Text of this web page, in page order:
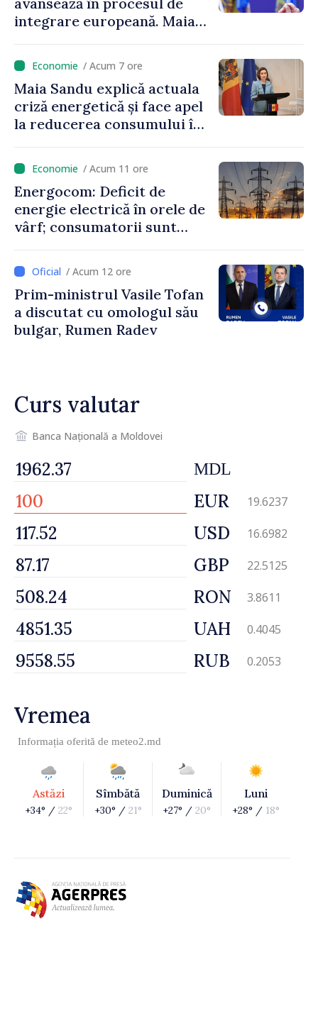
integrare europeană. Maia
niciun stat”
/ Acum 7 ore
Maia Sandu explică actuala
criză energetică și face apel
la reducerea consumului în
putem menține prețurile la
un nivel mai mic”
/ Acum 11 ore
Energocom: Deficit de
energie electrică în orele de
vârf; consumatorii sunt
/ Acum 12 ore
Prim-ministrul Vasile Tofan
a discutat cu omologul său
bulgar, Rumen Radev
Curs valutar
Banca Națională a Moldovei
MDL
EUR 19.6237
USD 16.6982
GBP 22.5125
RON 3.8611
UAH 0.4045
RUB 0.2053
Vremea
Informația oferită de meteo2.md
Astăzi
+34° / 22°
Sîmbătă
+30° / 21°
Duminică
+27° / 20°
Luni
+28° / 18°